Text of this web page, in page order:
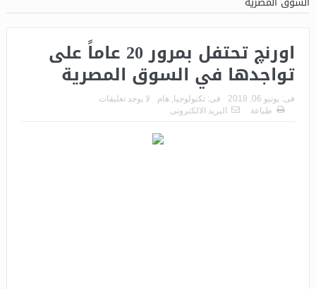
اورنچ تحتفل بمرور 20 عاماً على
تواجدها في السوق المصرية
فى: يونيو 06, 2018 فى: تكنولوجيا, هام
لا يوجد تعليقات
طباعة
البريد الالكترونى